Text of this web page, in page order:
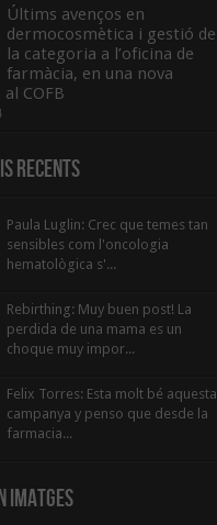
Últims avenços en
dermocosmètica i gestió de
la categoria a l’oficina de
farmàcia, en una nova
COFB
Recents
Paula Luglin: Crec que temes tan
sensibles com l'oncologia
hematològica s'...
Rebirthing: Muy buen post! La
perdida de una mama es un
choque muy impor...
Felix Torres: Esta molt bé aquesta
campanya y penso que desde la
farmacia...
Imatges